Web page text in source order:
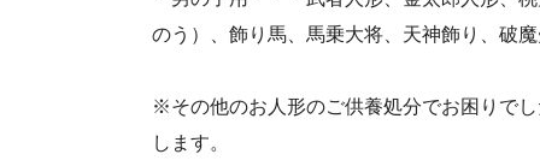
・第23回人形供養祭(平成26年12月5日)
・第19回人形供養祭(平成24年11月27日)
・第17回人形供養祭(平成24年2月17日)
のう）、飾り馬、馬乗大将、天神飾り、破
※その他のお人形のご供養処分でお困りで
します。